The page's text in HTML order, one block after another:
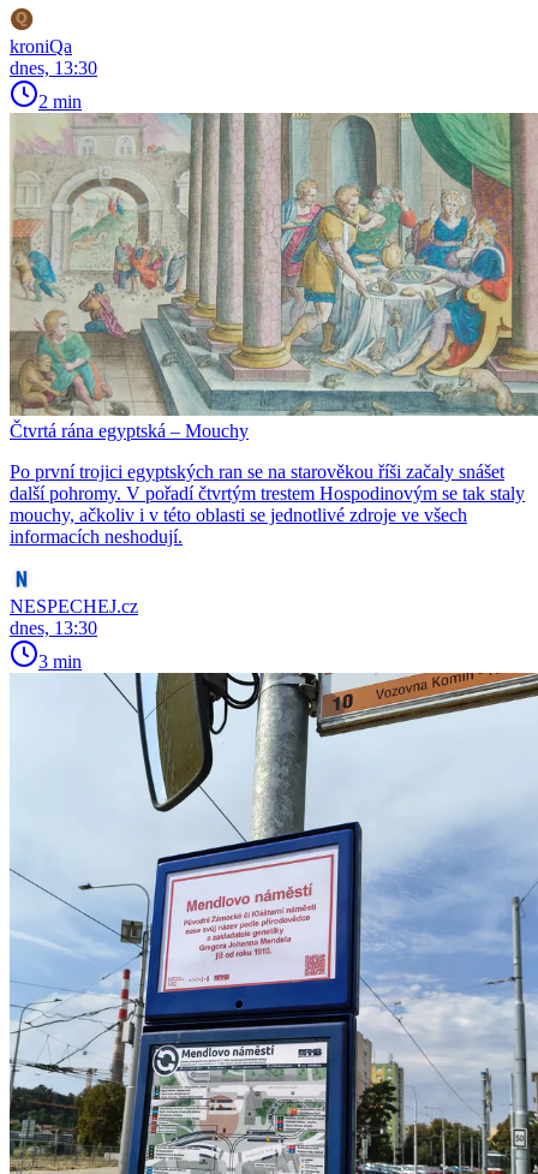
kroniQa
dnes, 13:30
2 min
Čtvrtá rána egyptská – Mouchy
Po první trojici egyptských ran se na starověkou říši začaly snášet
další pohromy. V pořadí čtvrtým trestem Hospodinovým se tak staly
mouchy, ačkoliv i v této oblasti se jednotlivé zdroje ve všech
informacích neshodují.
NESPECHEJ.cz
dnes, 13:30
3 min